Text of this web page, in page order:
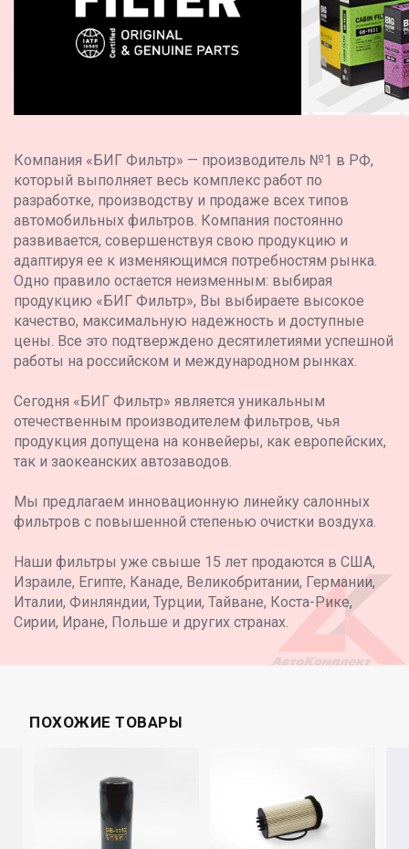
Компания «БИГ Фильтр» — производитель №1 в РФ,
который выполняет весь комплекс работ по
разработке, производству и продаже всех типов
автомобильных фильтров. Компания постоянно
развивается, совершенствуя свою продукцию и
адаптируя ее к изменяющимся потребностям рынка.
Одно правило остается неизменным: выбирая
продукцию «БИГ Фильтр», Вы выбираете высокое
качество, максимальную надежность и доступные
цены. Все это подтверждено десятилетиями успешной
работы на российском и международном рынках.
Сегодня «БИГ Фильтр» является уникальным
отечественным производителем фильтров, чья
продукция допущена на конвейеры, как европейских,
так и заокеанских автозаводов.
Мы предлагаем инновационную линейку салонных
фильтров с повышенной степенью очистки воздуха.
Наши фильтры уже свыше 15 лет продаются в США,
Израиле, Египте, Канаде, Великобритании, Германии,
Италии, Финляндии, Турции, Тайване, Коста-Рике,
Сирии, Иране, Польше и других странах.
ПОХОЖИЕ ТОВАРЫ